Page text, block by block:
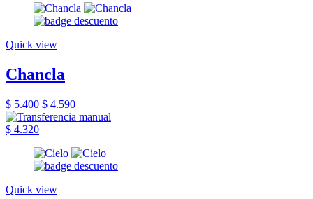
Quick view
Chancla
$ 5.400 $ 4.590
$ 4.320
Quick view